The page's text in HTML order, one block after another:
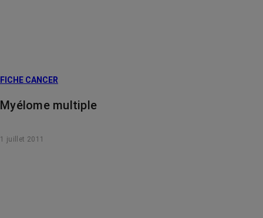
FICHE CANCER
Myélome multiple
1 juillet 2011